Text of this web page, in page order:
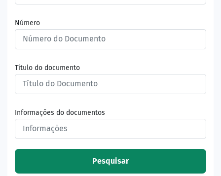
Número
Título do documento
Informações do documentos
Pesquisar